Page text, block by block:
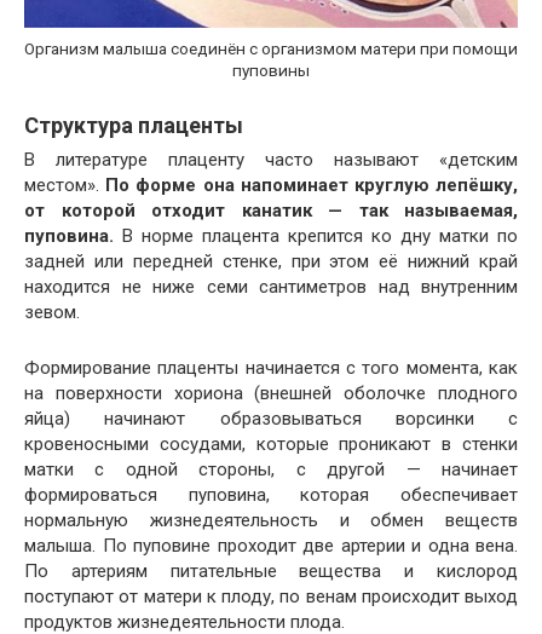
Организм малыша соединён с организмом матери при помощи
пуповины
Структура плаценты
В литературе плаценту часто называют «детским
местом». По форме она напоминает круглую лепёшку,
от которой отходит канатик — так называемая,
пуповина. В норме плацента крепится ко дну матки по
задней или передней стенке, при этом её нижний край
находится не ниже семи сантиметров над внутренним
зевом.
Формирование плаценты начинается с того момента, как
на поверхности хориона (внешней оболочке плодного
яйца) начинают образовываться ворсинки с
кровеносными сосудами, которые проникают в стенки
матки с одной стороны, с другой — начинает
формироваться пуповина, которая обеспечивает
нормальную жизнедеятельность и обмен веществ
малыша. По пуповине проходит две артерии и одна вена.
По артериям питательные вещества и кислород
поступают от матери к плоду, по венам происходит выход
продуктов жизнедеятельности плода.